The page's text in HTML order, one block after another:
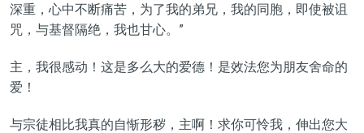
深重，心中不断痛苦，为了我的弟兄，我的同胞，即使被诅
咒，与基督隔绝，我也甘心。 ”
主，我很感动！这是多么大的爱德！是效法您为朋友舍命的
爱！
与宗徒相比我真的自惭形秽，主啊！ 求你可怜我，伸出您大